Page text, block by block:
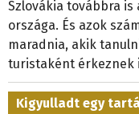
Szlovákia továbbra is
országa. És azok
maradnia, akik
turistaként érkeznek
Kigyulladt egy